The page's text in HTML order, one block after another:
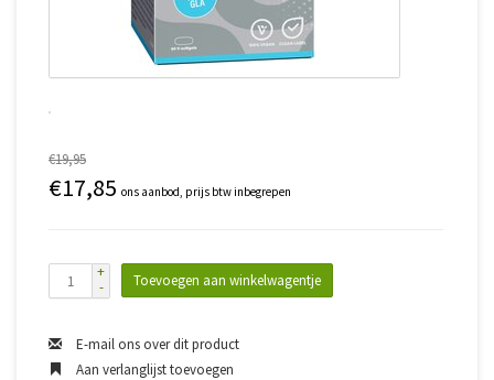
€19,95
€17,85 ons aanbod, prijs btw inbegrepen
+
-
Toevoegen aan winkelwagentje
E-mail ons over dit product
Aan verlanglijst toevoegen